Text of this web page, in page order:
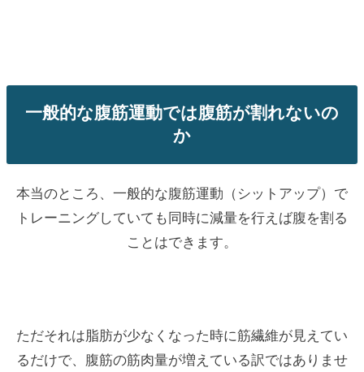
一般的な腹筋運動では腹筋が割れないの
か
本当のところ、一般的な腹筋運動（シットアップ）で
トレーニングしていても同時に減量を行えば腹を割る
ことはできます。
ただそれは脂肪が少なくなった時に筋繊維が見えてい
るだけで、腹筋の筋肉量が増えている訳ではありませ